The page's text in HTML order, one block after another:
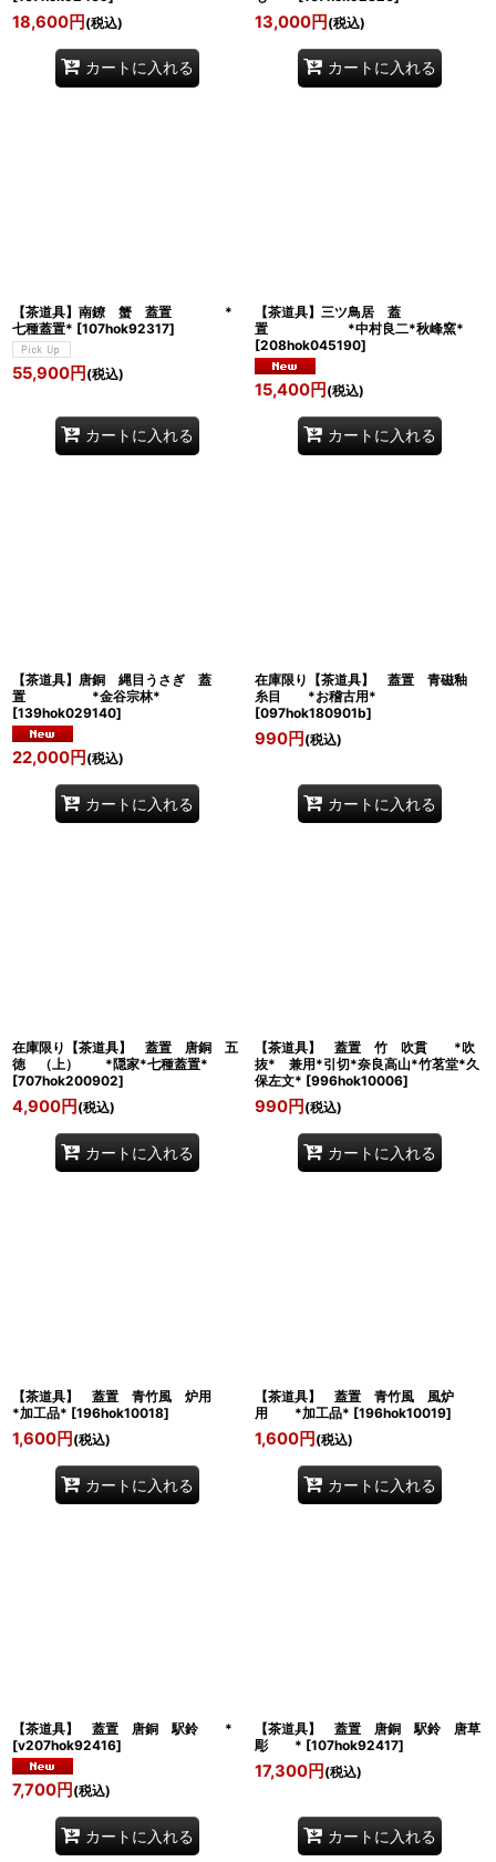
18,600円 (税込)
カートに入れる
13,000円 (税込)
カートに入れる
【茶道具】南鐐 蟹 蓋置 *
七種蓋置* [107hok92317]
55,900円 (税込)
カートに入れる
【茶道具】三ツ鳥居 蓋
置 *中村良二*秋峰窯*
[208hok045190]
15,400円 (税込)
カートに入れる
【茶道具】唐銅 縄目うさぎ 蓋
置 *金谷宗林*
[139hok029140]
22,000円 (税込)
カートに入れる
在庫限り【茶道具】 蓋置 青磁釉
糸目 *お稽古用*
[097hok180901b]
990円 (税込)
カートに入れる
在庫限り【茶道具】 蓋置 唐銅 五
徳 （上） *隠家*七種蓋置*
[707hok200902]
4,900円 (税込)
カートに入れる
【茶道具】 蓋置 竹 吹貫 *吹
抜* 兼用*引切*奈良高山*竹茗堂*久
保左文* [996hok10006]
990円 (税込)
カートに入れる
【茶道具】 蓋置 青竹風 炉用
*加工品* [196hok10018]
1,600円 (税込)
カートに入れる
【茶道具】 蓋置 青竹風 風炉
用 *加工品* [196hok10019]
1,600円 (税込)
カートに入れる
【茶道具】 蓋置 唐銅 駅鈴 *
[v207hok92416]
7,700円 (税込)
カートに入れる
【茶道具】 蓋置 唐銅 駅鈴 唐草
彫 * [107hok92417]
17,300円 (税込)
カートに入れる